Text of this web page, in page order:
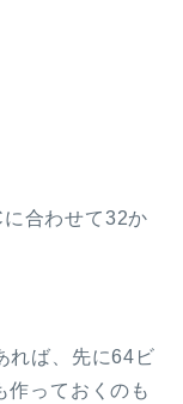
合わせて32か
れば、先に64ビ
作っておくのも